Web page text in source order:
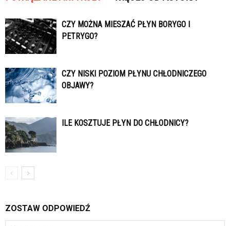
CZY MOŻNA MIESZAĆ PŁYN BORYGO I
PETRYGO?
CZY NISKI POZIOM PŁYNU CHŁODNICZEGO
OBJAWY?
ILE KOSZTUJE PŁYN DO CHŁODNICY?
ZOSTAW ODPOWIEDŹ